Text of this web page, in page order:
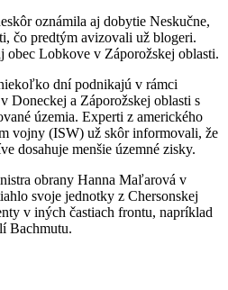
oznámila aj dobytie Neskučne,
čo predtým avizovali už blogeri.
obec Lobkove v Záporožskej oblasti.
dní podnikajú v rámci
Doneckej a Záporožskej oblasti s
územia. Experti z amerického
vojny (ISW) už skôr informovali, že
dosahuje menšie územné zisky.
obrany Hanna Maľarová v
svoje jednotky z Chersonskej
v iných častiach frontu, napríklad
Bachmutu.